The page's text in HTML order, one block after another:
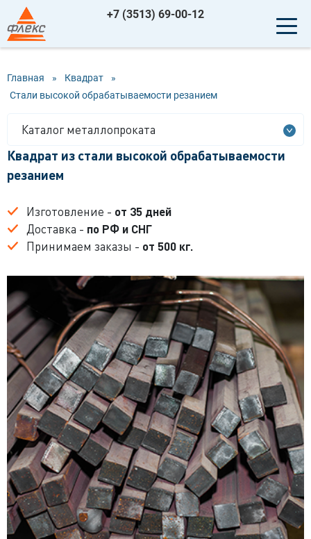
+7 (3513) 69-00-12
Главная » Квадрат
»
Стали высокой обрабатываемости резанием
Каталог металлопроката
Квадрат из стали высокой обрабатываемости
резанием
Изготовление - от 35 дней
Доставка - по РФ и СНГ
Принимаем заказы - от 500 кг.